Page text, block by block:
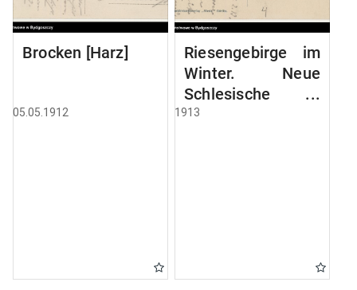
Brocken [Harz]
05.05.1912
Riesengebirge im
Winter. Neue
Schlesische
Baude, 1195 mtr
1913